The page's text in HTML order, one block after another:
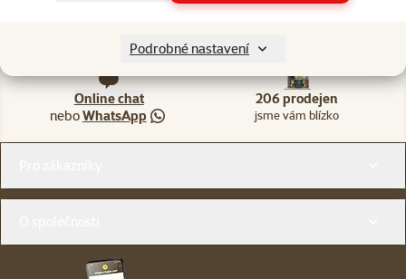
Podrobné nastavení
eshop@superzoo.cz Po–Pá 7:00 – 18:00
Online chat
neboWhatsApp
206 prodejen
jsme vám blízko